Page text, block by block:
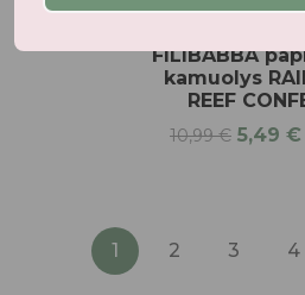
FILIBABBA
kamuolys
REEF
10,99€ 5,49 €
1 2 3 4